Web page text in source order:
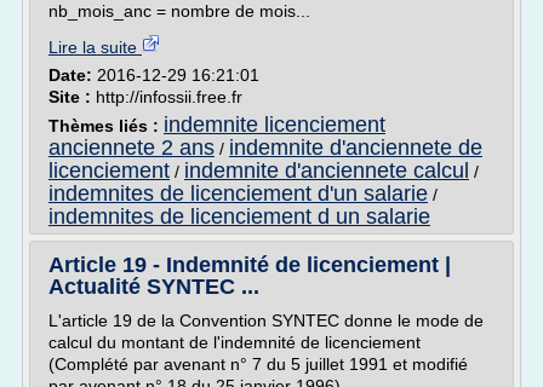
nb_mois_anc = nombre de mois...
Lire la suite
Date: 2016-12-29 16:21:01
Site : http://infossii.free.fr
Thèmes liés : indemnite licenciement
anciennete 2 ans / indemnite d'anciennete de
licenciement / indemnite d'anciennete calcul /
indemnites de licenciement d'un salarie /
indemnites de licenciement d un salarie
Article 19 - Indemnité de licenciement |
Actualité SYNTEC ...
L'article 19 de la Convention SYNTEC donne le mode de
calcul du montant de l'indemnité de licenciement
(Complété par avenant n° 7 du 5 juillet 1991 et modifié